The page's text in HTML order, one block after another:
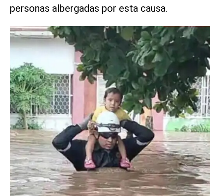
personas albergadas por esta causa.